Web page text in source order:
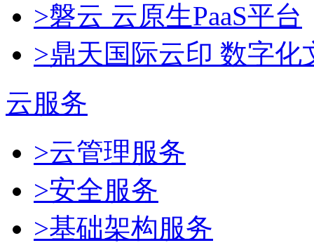
>磐云 云原生PaaS平台
>鼎天国际云印 数字化
云服务
>云管理服务
>安全服务
>基础架构服务